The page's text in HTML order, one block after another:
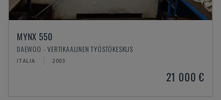
MYNX 550
DAEWOO - VERTIKAALINEN TYÖSTÖKESKUS
ITALIA 2003
21 000 €